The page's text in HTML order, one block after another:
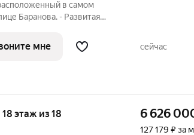
в самом
Баранова. - Развитая
поликлиники для
мне сейчас
18 этаж из 18 6 626
127 179 ₽ за